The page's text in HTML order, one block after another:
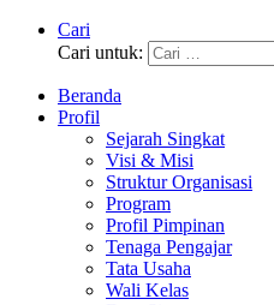
Cari
Cari untuk:
Beranda
Profil
Sejarah Singkat
Visi & Misi
Struktur Organisasi
Program
Profil Pimpinan
Tenaga Pengajar
Tata Usaha
Wali Kelas